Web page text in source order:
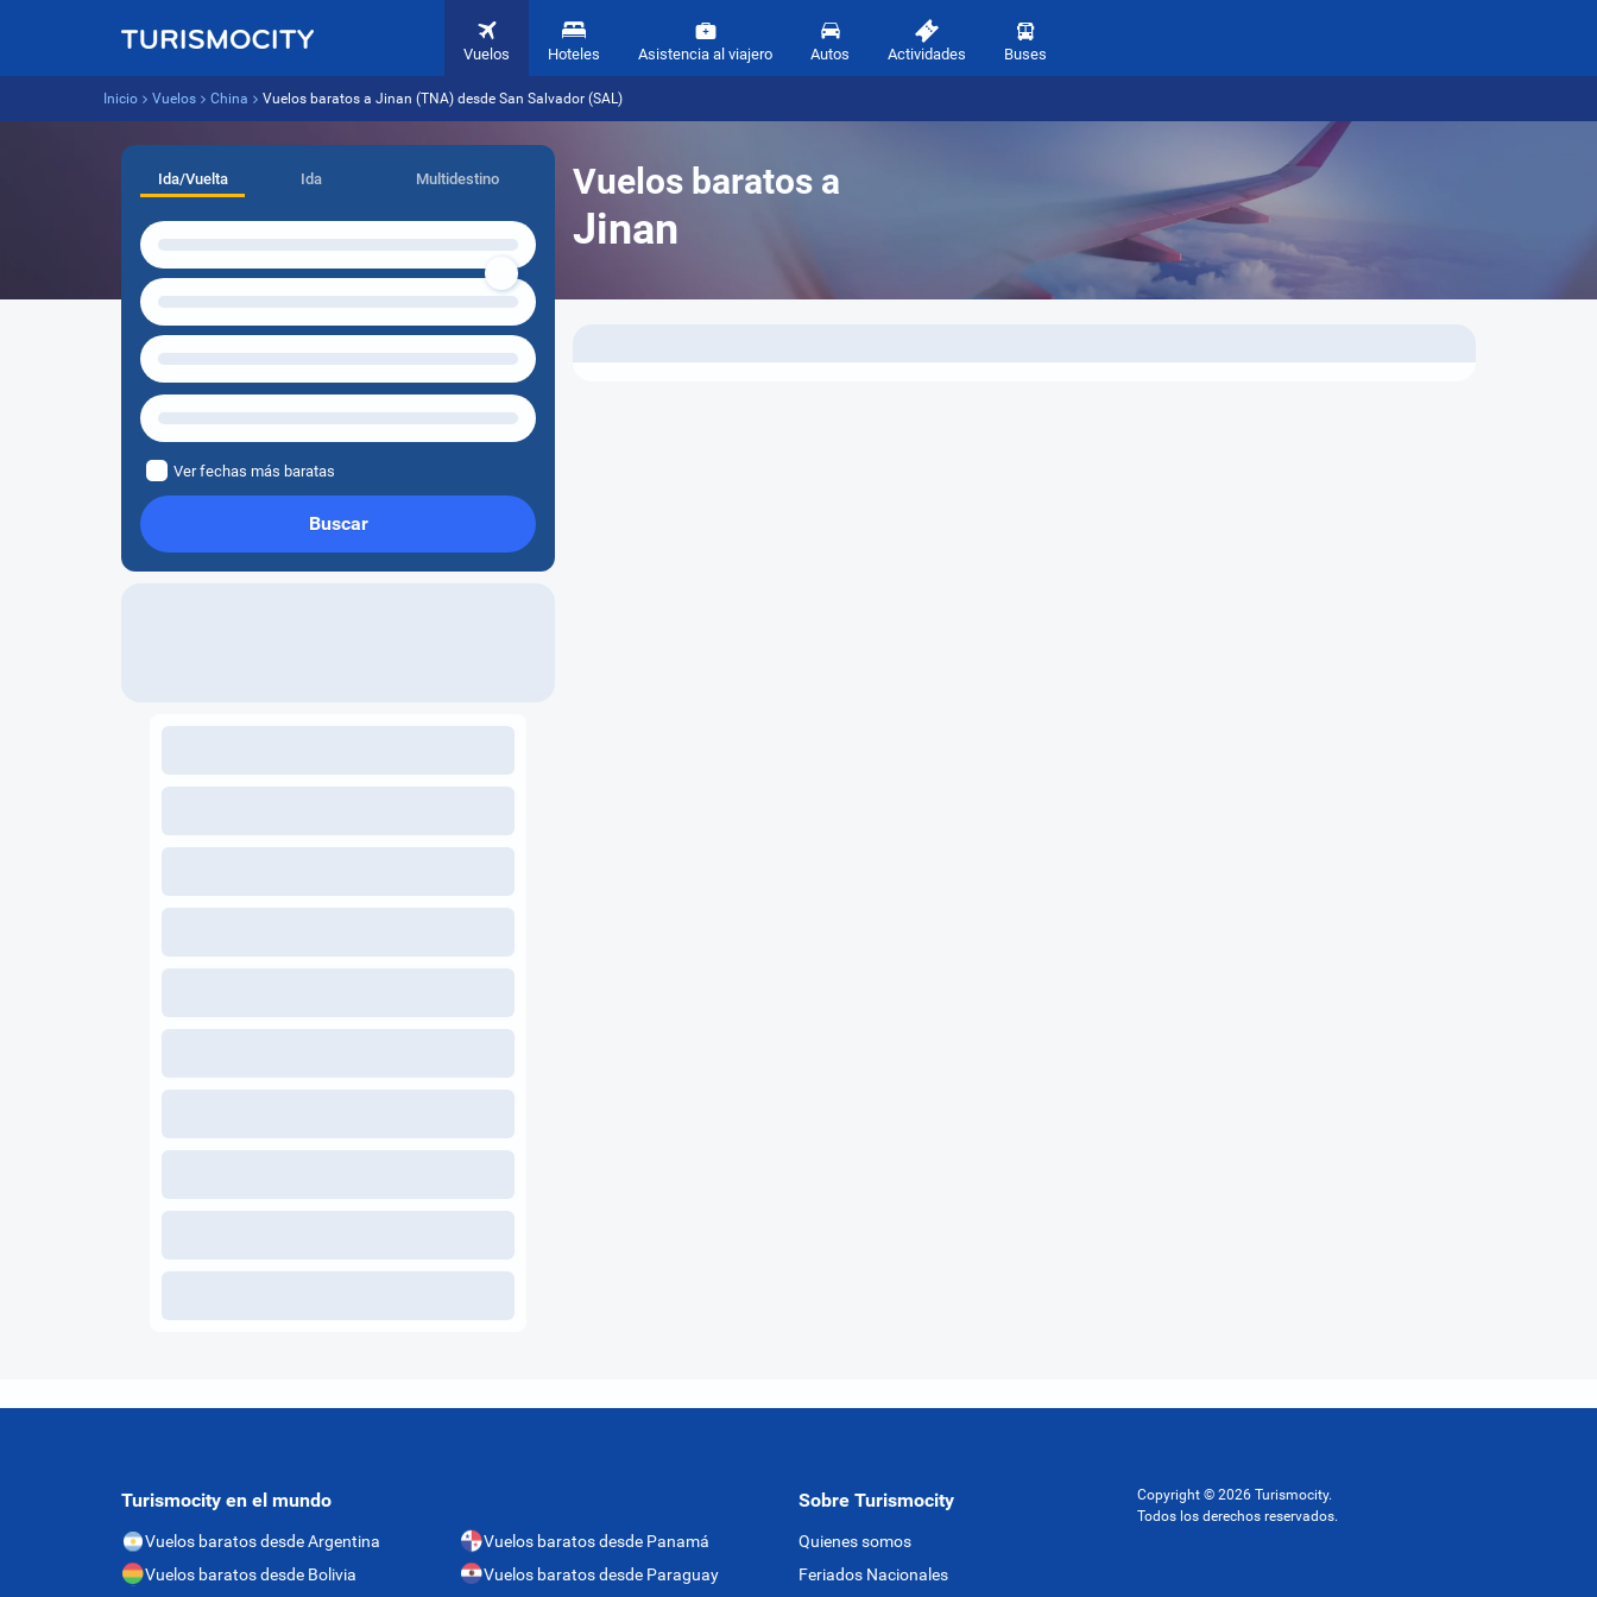
Vuelos Hoteles Asistencia al viajero Autos Actividades Buses
Inicio Vuelos China Vuelos baratos a Jinan (TNA) desde San Salvador (SAL)
Vuelos baratos a
Jinan
Ida/Vuelta Ida Multidestino
Ver fechas más baratas
Buscar
Turismocity en el mundo
Vuelos baratos desde Argentina
Vuelos baratos desde Bolivia
Vuelos baratos desde Panamá
Vuelos baratos desde Paraguay
Sobre Turismocity
Quienes somos
Feriados Nacionales
Copyright © 2026 Turismocity.
Todos los derechos reservados.